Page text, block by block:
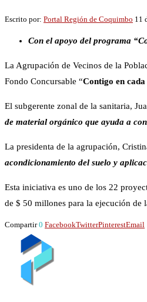
Escrito por: Portal Región de Coquimbo 11
Con el apoyo del programa
La Agrupación de Vecinos de la
Fondo Concursable “Contigo en
El subgerente zonal de la sanitaria,
de material orgánico que ayuda a
La presidenta de la agrupación,
acondicionamiento del suelo y
Esta iniciativa es uno de los 22
de $ 50 millones para la ejecución de
Compartir 0 FacebookTwitterPinterestEmail